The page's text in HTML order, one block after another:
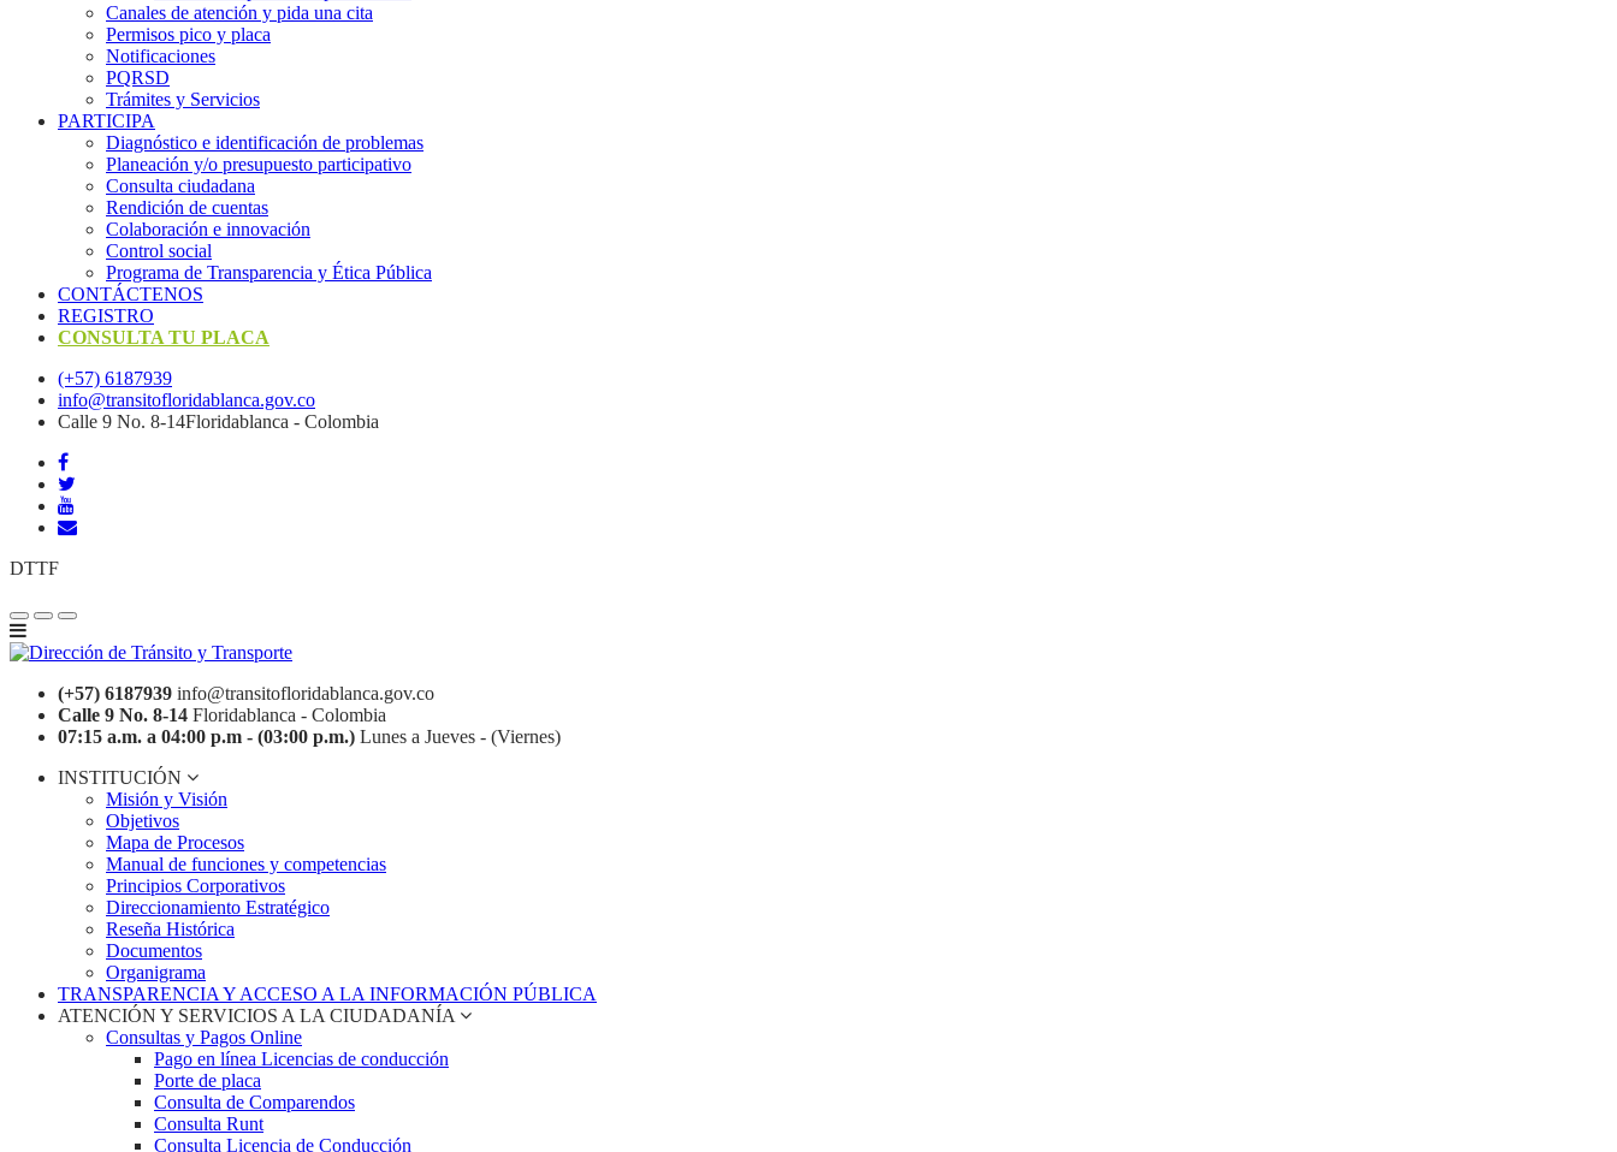
Canales de atención y pida una cita
Permisos pico y placa
Notificaciones
PQRSD
Trámites y Servicios
PARTICIPA
Diagnóstico e identificación de problemas
Planeación y/o presupuesto participativo​
Consulta ciudadana
Rendición de cuentas
Colaboración e innovación
Control social
Programa de Transparencia y Ética Pública
CONTÁCTENOS
REGISTRO
CONSULTA TU PLACA
(+57) 6187939
info@transitofloridablanca.gov.co
Calle 9 No. 8-14Floridablanca - Colombia
DTTF
(+57) 6187939 info@transitofloridablanca.gov.co
Calle 9 No. 8-14 Floridablanca - Colombia
07:15 a.m. a 04:00 p.m - (03:00 p.m.) Lunes a Jueves - (Viernes)
INSTITUCIÓN
Misión y Visión
Objetivos
Mapa de Procesos
Manual de funciones y competencias
Principios Corporativos
Direccionamiento Estratégico
Reseña Histórica
Documentos
Organigrama
TRANSPARENCIA Y ACCESO A LA INFORMACIÓN PÚBLICA
ATENCIÓN Y SERVICIOS A LA CIUDADANÍA
Consultas y Pagos Online
Pago en línea Licencias de conducción
Porte de placa
Consulta de Comparendos
Consulta Runt
Consulta Licencia de Conducción